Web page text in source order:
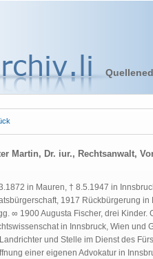
Martin, Dr. iur., Rechtsanwalt,
in Mauren, † 8.5.1947 in
1917 Rückbürgerung
∞ 1900 Augusta Fischer, drei
in Innsbruck, Wien und
und Stelle im Dienst des
einer eigenen Advokatur in